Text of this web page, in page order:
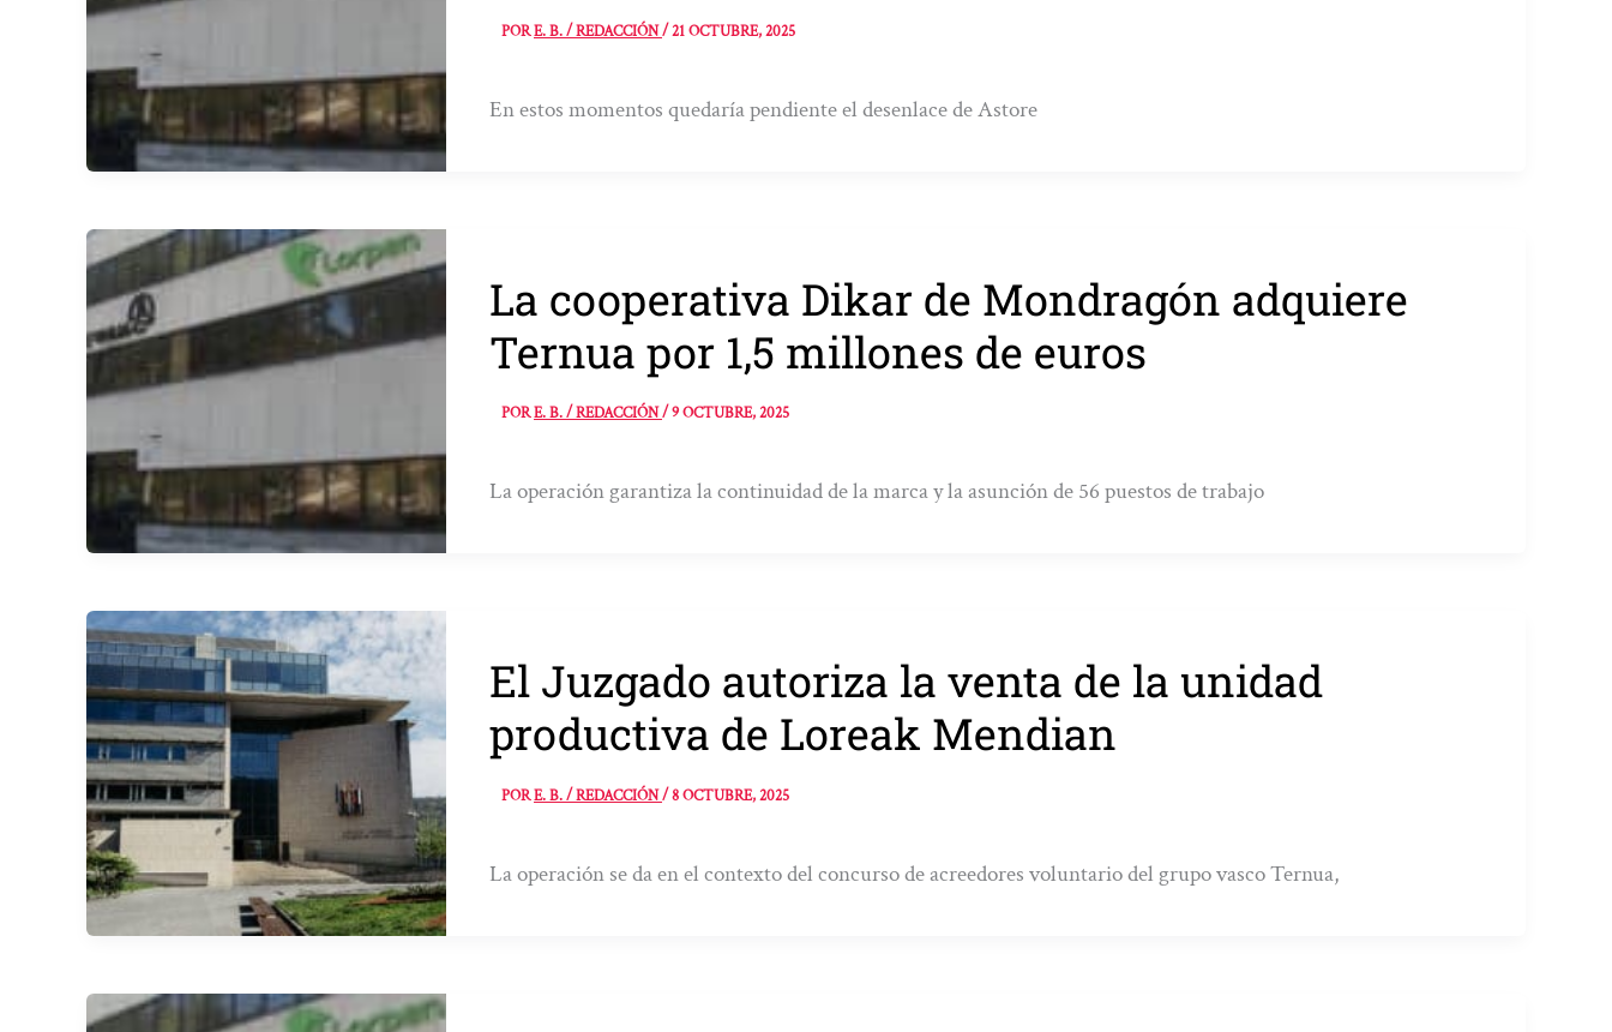
PORE. B. / REDACCIÓN/21 OCTUBRE, 2025
En estos momentos quedaría pendiente el desenlace de Astore
La cooperativa Dikar de Mondragón adquiere
Ternua por 1,5 millones de euros
PORE. B. / REDACCIÓN/9 OCTUBRE, 2025
La operación garantiza la continuidad de la marca y la asunción de 56 puestos de trabajo
El Juzgado autoriza la venta de la unidad
productiva de Loreak Mendian
PORE. B. / REDACCIÓN/8 OCTUBRE, 2025
La operación se da en el contexto del concurso de acreedores voluntario del grupo vasco Ternua,